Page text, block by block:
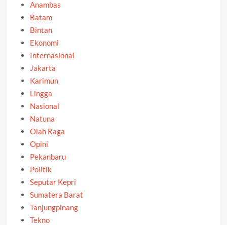
Anambas
Batam
Bintan
Ekonomi
Internasional
Jakarta
Karimun
Lingga
Nasional
Natuna
Olah Raga
Opini
Pekanbaru
Politik
Seputar Kepri
Sumatera Barat
Tanjungpinang
Tekno